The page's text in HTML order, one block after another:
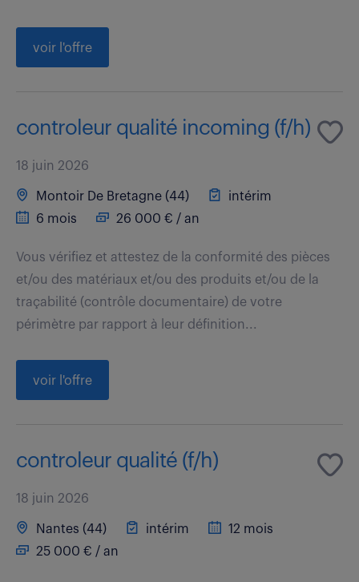
voir l'offre
controleur qualité incoming (f/h)
18 juin 2026
Montoir De Bretagne (44)
intérim
6 mois
26 000 € / an
Vous vérifiez et attestez de la conformité des pièces
et/ou des matériaux et/ou des produits et/ou de la
traçabilité (contrôle documentaire) de votre
périmètre par rapport à leur définition...
voir l'offre
controleur qualité (f/h)
18 juin 2026
Nantes (44) intérim
12 mois
25 000 € / an